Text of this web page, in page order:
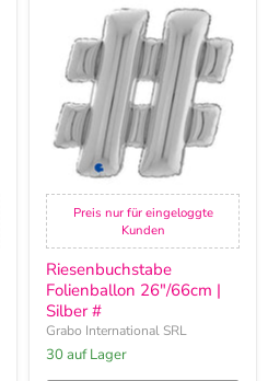
Folienballon
26"/66cm
Silber
Preis nur für eingeloggte
Kunden
Riesenbuchstabe
Folienballon 26"/66cm |
Silber #
Grabo International SRL
30 auf Lager